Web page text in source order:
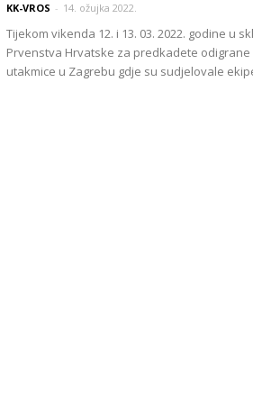
KK-VROS - 14. ožujka 2022.
Tijekom vikenda 12. i 13. 03. 2022. godine u
Prvenstva Hrvatske za predkadete odigrane
utakmice u Zagrebu gdje su sudjelovale